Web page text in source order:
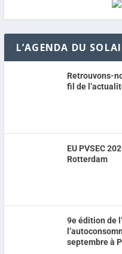
L’AGENDA DU
Retrouvons-
fil de
EU PVSEC
Rotterdam
9e édition de
septembre à